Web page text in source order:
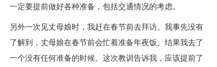
一定要提前做好各种准备，包括交通情况的考虑。
另外一次见丈母娘时，我赶在春节前去拜访。我事先没有
了解到，丈母娘在春节前会忙着准备年夜饭。结果我去了
一个没有任何准备的时候。这次教训告诉我，应该提前了